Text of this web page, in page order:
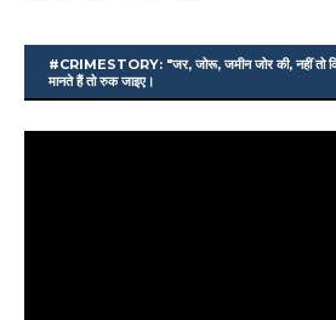
#CRIMESTORY: "जर, जोरू, जमीन जोर की, नहीं तो
मानते हैं तो रुक जाइए।